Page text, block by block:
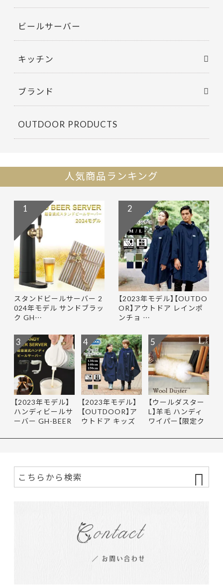
ビールサーバー
キッチン
ブランド
OUTDOOR PRODUCTS
人気商品ランキング
スタンドビールサーバー 2
024年モデル サンドブラッ
ク GH…
1
【2023年モデル】【OUTDO
OR】アウトドア レインポ
ンチョ …
2
【2023年モデル】
ハンディビールサ
ーバー GH-BEER
3
【2023年モデル】
【OUTDOOR】ア
ウトドア キッズ
4
【ウールダスター
L】羊毛 ハンディ
ワイパー【限定ク
5